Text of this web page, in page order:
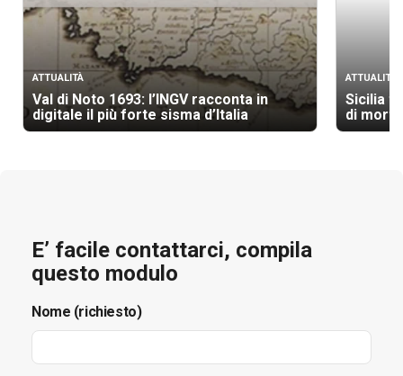
ATTUALITÀ
Val di Noto 1693: l’INGV racconta in
digitale il più forte sisma d’Italia
ATTUALITÀ
Sicilia
di morti
E’ facile contattarci, compila
questo modulo
Nome (richiesto)